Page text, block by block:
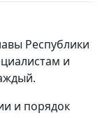
Республики
и
и порядок